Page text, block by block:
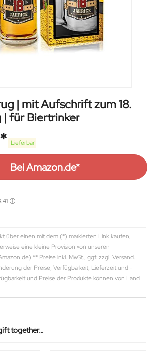
| mit Aufschrift zum 18.
| für Biertrinker
Lieferbar
Bei Amazon.de*
über einen mit dem (*) markierten Link kaufen,
eine kleine Provision von unseren
** Preise inkl. MwSt., ggf. zzgl. Versand.
der Preise, Verfügbarkeit, Lieferzeit und -
und Preise der Produkte können von Land
together…